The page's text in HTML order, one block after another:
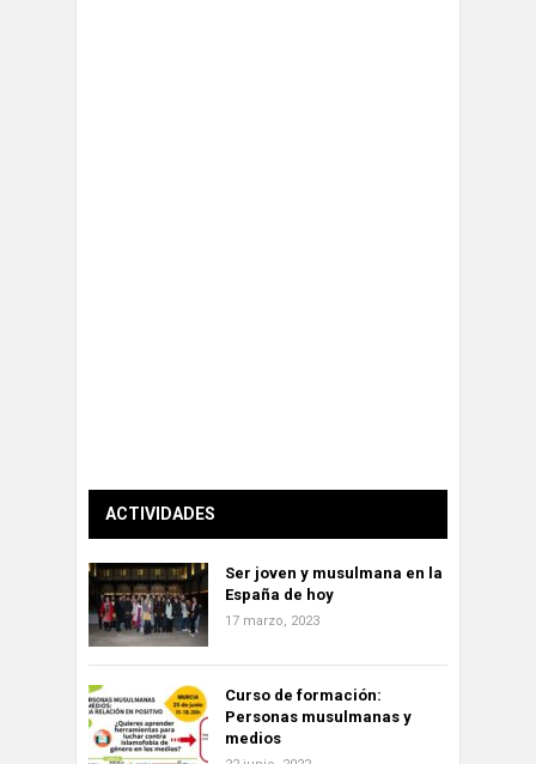
ACTIVIDADES
Ser joven y musulmana en la
España de hoy
17 marzo, 2023
Curso de formación:
Personas musulmanas y
medios